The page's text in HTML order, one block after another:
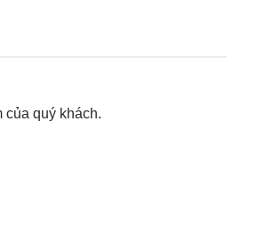
của quý khách.